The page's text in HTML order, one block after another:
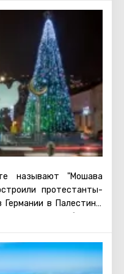
месте. В 20 веке его
и израильские
и церкви
значение. Сегодня
главным духовным
мира.
называют "Мошава
протестанты-
в Палестину.
Восток набожные
трудом на Земле
меньше рассчитывали
Христа. Из затеи,